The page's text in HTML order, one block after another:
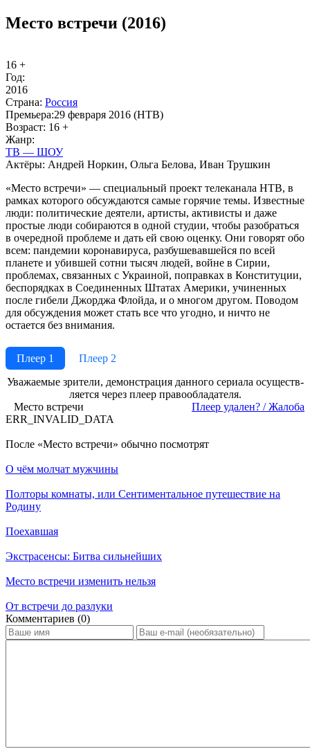
Место встречи (2016)
16 +
Год:
2016
Стра­на: Рос­сия
Пре­мье­ра:29 февраря 2016 (НТВ)
Воз­раст: 16 +
Жанр:
ТВ — ШОУ
Ак­тё­ры: Андрей Норкин, Ольга Белова, Иван Трушкин
«Место встречи» — специальный проект телеканала НТВ, в
рамках которого обсуждаются самые горячие темы. Известные
люди: политические деятели, артисты, активисты и даже
простые люди собираются в одной студии, чтобы разобраться
в очередной проблеме и дать ей свою оценку. Они говорят обо
всем: пандемии коронавируса, разбушевавшейся по всей
планете и убившей сотни тысяч людей, войне в Сирии,
проблемах, связанных с Украиной, поправках в Конституции,
беспорядках в Соединенных Штатах Америки, учиненных
после гибели Джорджа Флойда, и о многом другом. Поводом
для обсуждения может стать все что угодно, и ничто не
остается без внимания.
Плеер 1
Плеер 2
Ува­жае­мые зри­те­ли, де­мон­ст­ра­ция дан­но­го се­риа­ла осу­ще­ст­в­
ля­ет­ся че­рез пле­ер пра­во­об­ла­да­те­ля.
Место встречи
Пле­ер уда­лен? / Жа­ло­ба
ERR_INVALID_DATA
По­сле «Место встречи» обыч­но по­смот­рят
О чём молчат мужчины
Полторы комнаты, или Сентиментальное путешествие на
Родину
Поехавшая
Экстрасенсы: Битва сильнейших
Место встречи изменить нельзя
От встречи до разлуки
Ком­мен­та­ри­ев (0)